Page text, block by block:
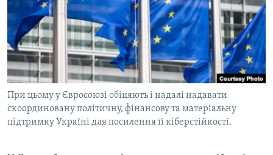
ДЕПОРТАЦІЯ
ВІДЕОУРОКИ «ELIFBE»
СВІДЧЕННЯ ОКУПАЦІЇ
УКРАЇНСЬКА ПРОБЛЕМА КРИМУ
ІНФОГРАФІКА
ЯК ОБІЙТИ БЛОКУВАННЯ
Русский
Qırımtatar
ДОЛУЧАЙСЯ!
При цьому у Євросоюзі обіцяють і надалі надавати
скоординовану політичну, фінансову та матеріальну
підтримку Україні для посилення її кіберстійкості.